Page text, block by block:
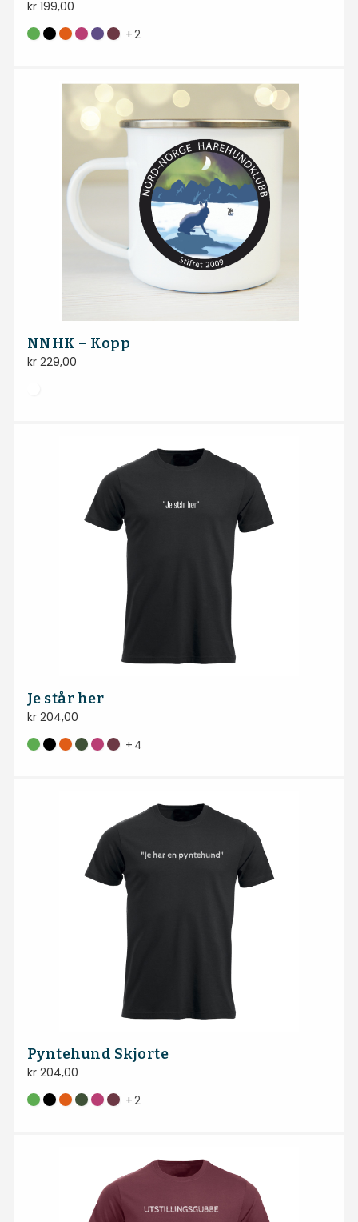
kr199,00
+2
NNHK – Kopp
kr229,00
Je står her
kr204,00
+ 4
Pyntehund Skjorte
kr204,00
+2